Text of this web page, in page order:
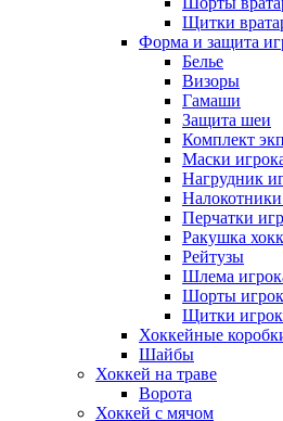
Щитки
Форма и защита
Белье
Визоры
Гамаши
Защита шеи
Комплект
Маски
Нагрудник
Налокотники
Перчатки
Ракушка
Рейтузы
Шлема
Шорты
Щитки
Хоккейные
Шайбы
Хоккей на траве
Ворота
Хоккей с мячом